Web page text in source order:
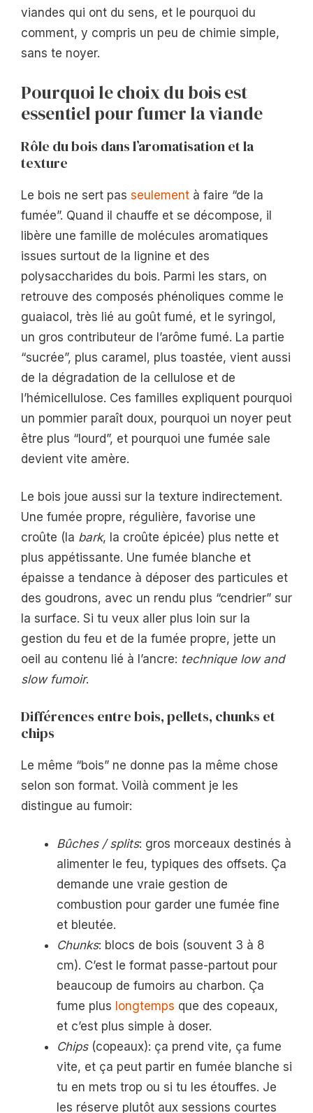
viandes qui ont du sens, et le pourquoi du
comment, y compris un peu de chimie simple,
sans te noyer.
Pourquoi le choix du bois est
essentiel pour fumer la viande
Rôle du bois dans l’aromatisation et la
texture
Le bois ne sert pas seulement à faire “de la
fumée”. Quand il chauffe et se décompose, il
libère une famille de molécules aromatiques
issues surtout de la lignine et des
polysaccharides du bois. Parmi les stars, on
retrouve des composés phénoliques comme le
guaiacol, très lié au goût fumé, et le syringol,
un gros contributeur de l’arôme fumé. La partie
“sucrée”, plus caramel, plus toastée, vient aussi
de la dégradation de la cellulose et de
l’hémicellulose. Ces familles expliquent pourquoi
un pommier paraît doux, pourquoi un noyer peut
être plus “lourd”, et pourquoi une fumée sale
devient vite amère.
Le bois joue aussi sur la texture indirectement.
Une fumée propre, régulière, favorise une
croûte (la bark, la croûte épicée) plus nette et
plus appétissante. Une fumée blanche et
épaisse a tendance à déposer des particules et
des goudrons, avec un rendu plus “cendrier” sur
la surface. Si tu veux aller plus loin sur la
gestion du feu et de la fumée propre, jette un
oeil au contenu lié à l’ancre: technique low and
slow fumoir.
Différences entre bois, pellets, chunks et
chips
Le même “bois” ne donne pas la même chose
selon son format. Voilà comment je les
distingue au fumoir:
Bûches / splits: gros morceaux destinés à
alimenter le feu, typiques des offsets. Ça
demande une vraie gestion de
combustion pour garder une fumée fine
et bleutée.
Chunks: blocs de bois (souvent 3 à 8
cm). C’est le format passe-partout pour
beaucoup de fumoirs au charbon. Ça
fume plus longtemps que des copeaux,
et c’est plus simple à doser.
Chips(copeaux): ça prend vite, ça fume
vite, et ça peut partir en fumée blanche si
tu en mets trop ou si tu les étouffes. Je
les réserve plutôt aux sessions courtes